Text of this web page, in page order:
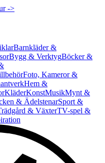
->
Barnkläder &
Bygg & VerktygBöcker &
Foto, Kameror &
Hem &
KläderKonstMusikMynt &
& ÄdelstenarSport &
& VäxterTV-spel &